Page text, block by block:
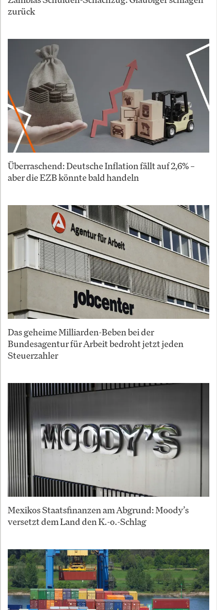
zurück
Überraschend: Deutsche Inflation fällt auf 2,6% –
aber die EZB könnte bald handeln
Das geheime Milliarden-Beben bei der
Bundesagentur für Arbeit bedroht jetzt jeden
Steuerzahler
Mexikos Staatsfinanzen am Abgrund: Moody’s
versetzt dem Land den K.-o.-Schlag